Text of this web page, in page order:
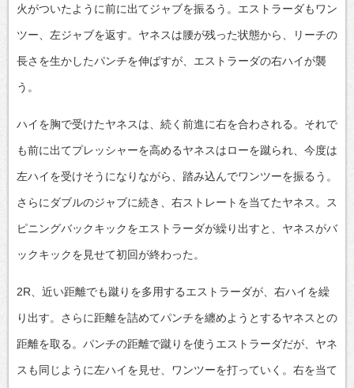
火がついたように前に出てジャブを振るう。エストラーダもワン
ツー、左ジャブを返す。ヤネスは腰が残った状態から、リーチの
長さを生かしたパンチを伸ばすが、エストラーダの右ハイが襲
う。
ハイを胸で受けたヤネスは、続く前進に右を合わされる。それで
も前に出てプレッシャーを高めるヤネスはローを蹴られ、今度は
左ハイを受けそうになりながら、踏み込んでワンツーを振るう。
さらにダブルのジャブに続き、右ストレートを当てたヤネス。ス
ピニングバックキックをエストラーダが繰り出すと、ヤネスがバ
ックキックを見せて初回が終わった。
2R、近い距離でも蹴りを多用するエストラーダが、右ハイを繰
り出す。さらに距離を詰めてパンチを纏めようとするヤネスとの
距離を取る。パンチの距離で蹴りを使うエストラーダだが、ヤネ
スも同じように左ハイを見せ、ワンツーを打っていく。右を当て